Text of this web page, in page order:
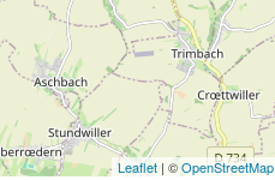
Leaflet | ©OpenStreetMap